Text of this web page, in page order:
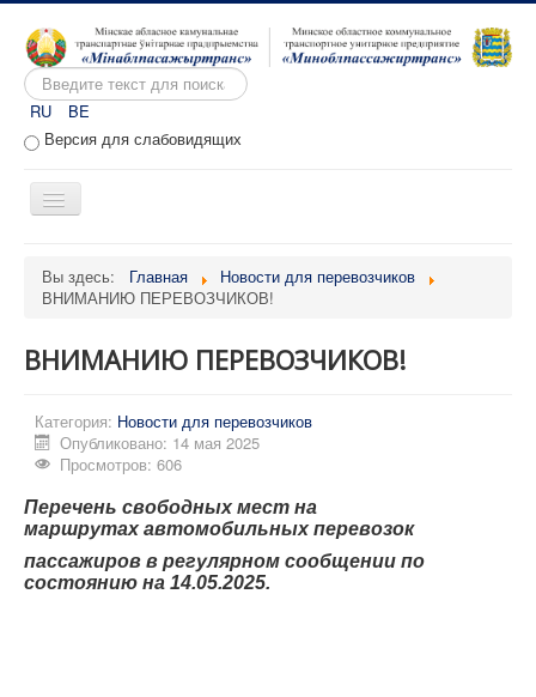
Искать...
RU
BE
Версия для слабовидящих
Включить/
О предприятии
Административные процедуры
Расписание движения
Портал перевозчиков
Контрольно-ревизорская служба
Карта сайта
Вы здесь: Главная
Новости для перевозчиков
ВНИМАНИЮ ПЕРЕВОЗЧИКОВ!
ВНИМАНИЮ ПЕРЕВОЗЧИКОВ!
Категория: Новости для перевозчиков
Опубликовано: 14 мая 2025
Просмотров: 606
Перечень свободных мест на
маршрутах автомобильных перевозок
пассажиров в регулярном сообщении по
состоянию на 14.05.2025.